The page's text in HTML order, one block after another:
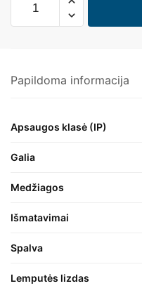
Papildoma informacija
Apsaugos klasė (IP)
Galia
Medžiagos
Išmatavimai
Spalva
Lemputės lizdas